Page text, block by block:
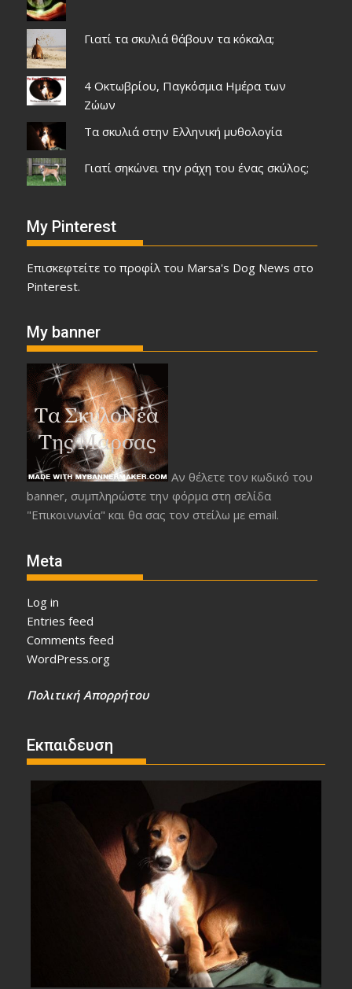
Γιατί τα σκυλιά θάβουν τα κόκαλα;
4 Οκτωβρίου, Παγκόσμια Ημέρα των
Ζώων
Τα σκυλιά στην Ελληνική μυθολογία
Γιατί σηκώνει την ράχη του ένας σκύλος;
My Pinterest
Επισκεφτείτε το προφίλ του Marsa's Dog News στο
Pinterest.
My banner
Αν θέλετε τον κωδικό του
banner, συμπληρώστε την φόρμα στη σελίδα
"Επικοινωνία" και θα σας τον στείλω με email.
Meta
Log in
Entries feed
Comments feed
WordPress.org
Πολιτική Απορρήτου
Εκπαιδευση